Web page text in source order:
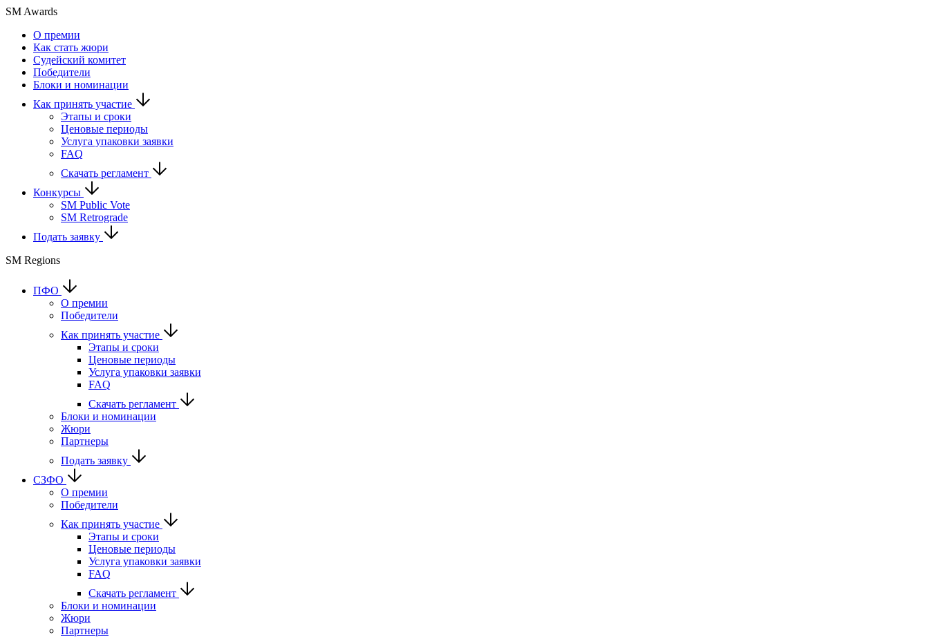
SM Awards
О премии
Как стать жюри
Судейский комитет
Победители
Блоки и номинации
Как принять участие
Этапы и сроки
Ценовые периоды
Услуга упаковки заявки
FAQ
Скачать регламент
Конкурсы
SM Public Vote
SM Retrograde
Подать заявку
SM Regions
ПФО
О премии
Победители
Как принять участие
Этапы и сроки
Ценовые периоды
Услуга упаковки заявки
FAQ
Скачать регламент
Блоки и номинации
Жюри
Партнеры
Подать заявку
СЗФО
О премии
Победители
Как принять участие
Этапы и сроки
Ценовые периоды
Услуга упаковки заявки
FAQ
Скачать регламент
Блоки и номинации
Жюри
Партнеры